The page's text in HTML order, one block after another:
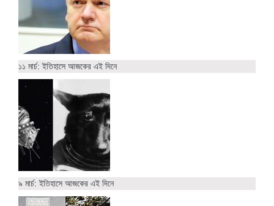
১১ মার্চ: ইতিহাসে আজকের এই দিনে
৯ মার্চ: ইতিহাসে আজকের এই দিনে